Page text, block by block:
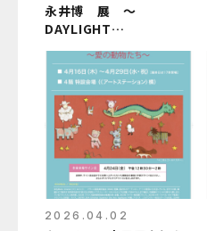
永井博 展 〜
DAYLIGHT
2026.04.02